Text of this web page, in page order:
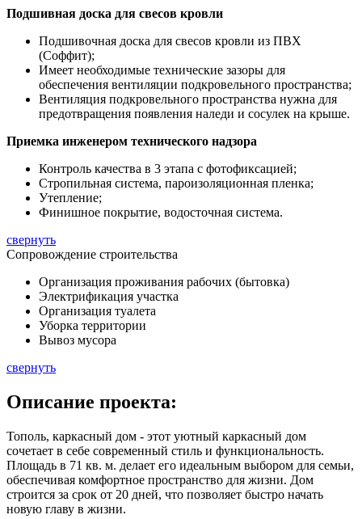
Подшивная доска для свесов кровли
Подшивочная доска для свесов кровли из ПВХ
(Соффит);
Имеет необходимые технические зазоры для
обеспечения вентиляции подкровельного пространства;
Вентиляция подкровельного пространства нужна для
предотвращения появления наледи и сосулек на крыше.
Приемка инженером технического надзора
Контроль качества в 3 этапа с фотофиксацией;
Стропильная система, пароизоляционная пленка;
Утепление;
Финишное покрытие, водосточная система.
свернуть
Сопровождение строительства
Организация проживания рабочих (бытовка)
Электрификация участка
Организация туалета
Уборка территории
Вывоз мусора
свернуть
Описание проекта:
Тополь, каркасный дом - этот уютный каркасный дом
сочетает в себе современный стиль и функциональность.
Площадь в 71 кв. м. делает его идеальным выбором для семьи,
обеспечивая комфортное пространство для жизни. Дом
строится за срок от 20 дней, что позволяет быстро начать
новую главу в жизни.